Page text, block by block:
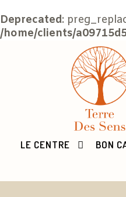
Deprecated:
/home/clients/
LE CENTRE BON